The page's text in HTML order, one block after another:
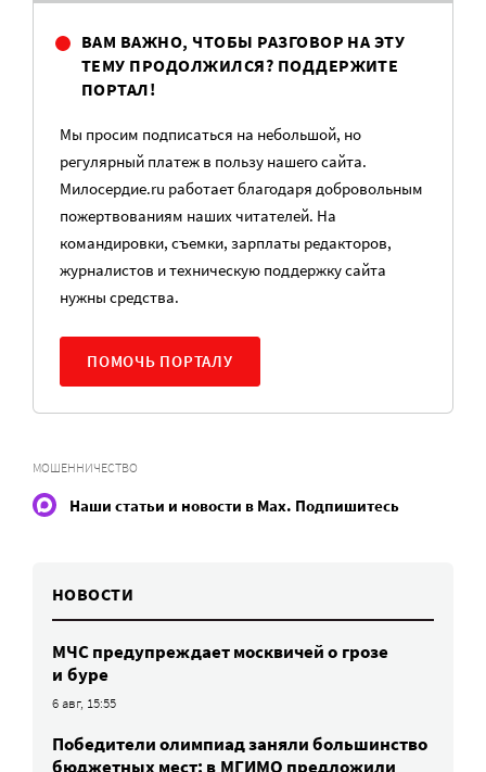
ВАМ ВАЖНО, ЧТОБЫ РАЗГОВОР НА ЭТУ
ТЕМУ ПРОДОЛЖИЛСЯ? ПОДДЕРЖИТЕ
ПОРТАЛ!
Мы просим подписаться на небольшой, но
регулярный платеж в пользу нашего сайта.
Милосердие.ru работает благодаря добровольным
пожертвованиям наших читателей. На
командировки, съемки, зарплаты редакторов,
журналистов и техническую поддержку сайта
нужны средства.
ПОМОЧЬ ПОРТАЛУ
МОШЕННИЧЕСТВО
Наши статьи и новости в Max. Подпишитесь
НОВОСТИ
МЧС предупреждает москвичей о грозе
и буре
6 авг, 15:55
Победители олимпиад заняли большинство
бюджетных мест: в МГИМО предложили